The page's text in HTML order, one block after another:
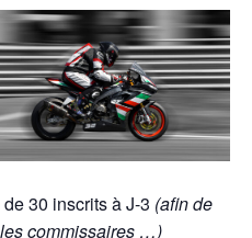
30 inscrits à J-3 (afin de
commissaires …)